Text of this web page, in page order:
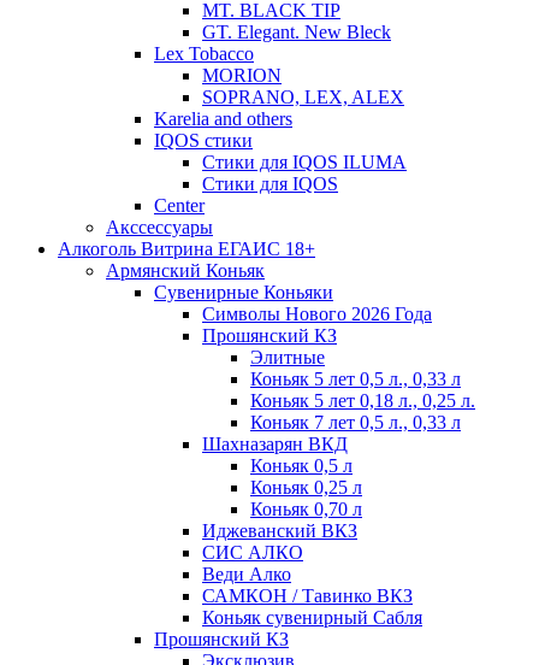
MT. BLACK TIP
GT. Elegant. New Bleck
Lex Tobacco
MORION
SOPRANO, LEX, ALEX
Karelia and others
IQOS стики
Стики для IQOS ILUMA
Стики для IQOS
Сenter
Акссессуары
Алкоголь Витрина ЕГАИС 18+
Армянский Коньяк
Сувенирные Коньяки
Символы Нового 2026 Года
Прошянский КЗ
Элитные
Коньяк 5 лет 0,5 л., 0,33 л
Коньяк 5 лет 0,18 л., 0,25 л.
Коньяк 7 лет 0,5 л., 0,33 л
Шахназарян ВКД
Коньяк 0,5 л
Коньяк 0,25 л
Коньяк 0,70 л
Иджеванский ВКЗ
СИС АЛКО
Веди Алко
САМКОН / Тавинко ВКЗ
Коньяк сувенирный Сабля
Прошянский КЗ
Эксклюзив